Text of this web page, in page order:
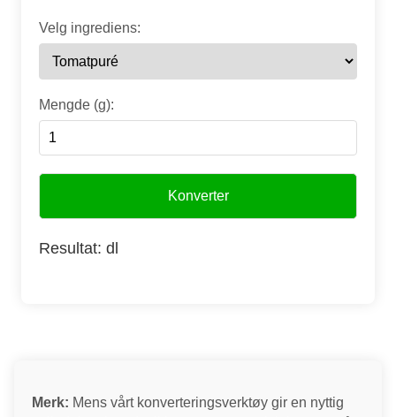
Velg ingrediens:
Mengde (g):
Konverter
Resultat: dl
Merk: Mens vårt konverteringsverktøy gir en nyttig